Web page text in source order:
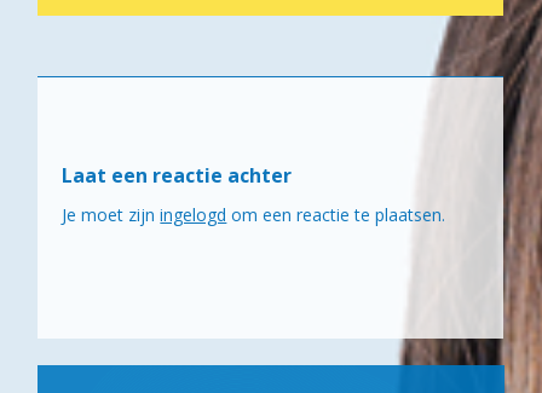
Laat een reactie achter
Je moet zijningelogd om een reactie te plaatsen.